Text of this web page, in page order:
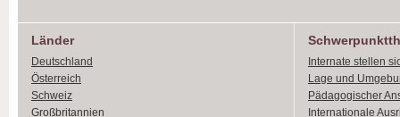
Länder
Deutschland
Österreich
Schweiz
Großbritannien
Internate stellen
Lage und
Pädagogischer
Internationale